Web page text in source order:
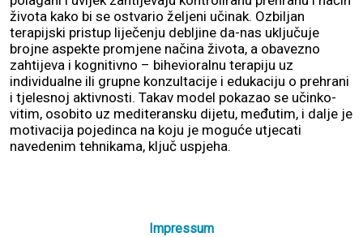
života kako bi se ostvario željeni učinak. Ozbiljan
terapijski pristup liječenju debljine da-nas uključuje
brojne aspekte promjene načina života, a obavezno
zahtijeva i kognitivno – bihevioralnu terapiju uz
individualne ili grupne konzultacije i edukaciju o prehrani
i tjelesnoj aktivnosti. Takav model pokazao se učinko-
vitim, osobito uz mediteransku dijetu, međutim, i dalje je
motivacija pojedinca na koju je moguće utjecati
navedenim tehnikama, ključ uspjeha.
Impressum